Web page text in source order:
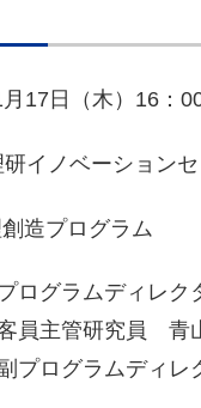
17日（木）16：
イノベーション
造プログラム
ログラムディレ
員主管研究員 青
プログラムディ